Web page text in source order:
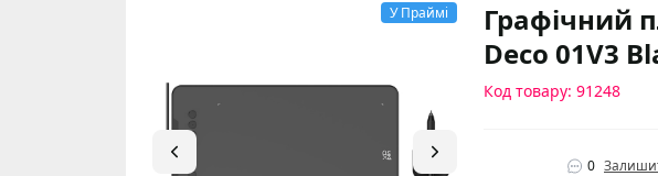
У Праймі
Графічний
Deco 01V3
Код товару: 91248
0